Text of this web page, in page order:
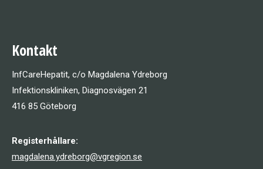
Kontakt
InfCareHepatit, c/o Magdalena Ydreborg
Infektionskliniken, Diagnosvägen 21
416 85 Göteborg
Registerhållare:
magdalena.ydreborg@vgregion.se